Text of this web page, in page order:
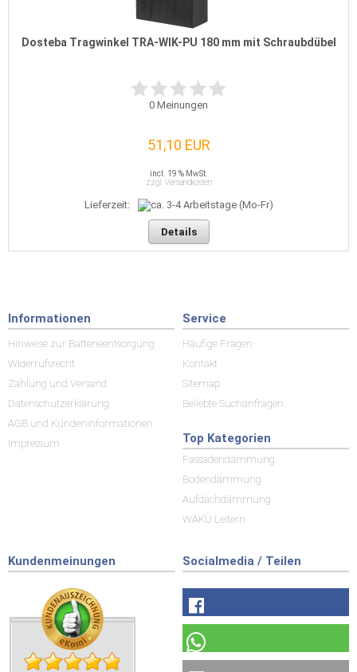
Dosteba Tragwinkel TRA-WIK-PU 180 mm mit Schraubdübel
0 Meinungen
51,10 EUR
incl. 19 % MwSt.
zzgl. Versandkosten
Lieferzeit:
Details
Informationen
Hinweise zur Batterieentsorgung
Widerrufsrecht
Zahlung und Versand
Datenschutzerklärung
AGB und Kundeninformationen
Impressum
Service
Häufige Fragen
Kontakt
Sitemap
Beliebte Suchanfragen
Top Kategorien
Fassadendämmung
Bodendämmung
Aufdachdämmung
WAKÜ Leitern
Kundenmeinungen Socialmedia / Teilen